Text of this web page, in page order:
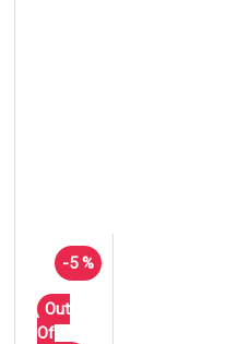
-5 %
Out
Of